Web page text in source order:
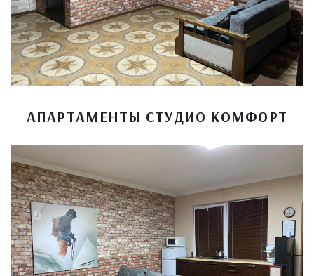
АПАРТАМЕНТЫ СТУДИО КОМФОРТ